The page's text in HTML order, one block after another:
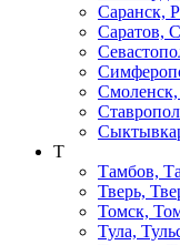
Саранск,
Саратов,
Смоленск,
Т
Тамбов,
Тверь,
Томск,
Тула,